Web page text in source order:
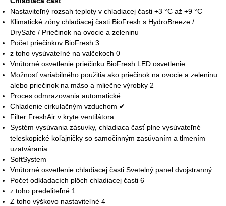
Nastaviteľný rozsah teploty v chladiacej časti +3 °C až +9 °C
Klimatické zóny chladiacej časti BioFresh s HydroBreeze /
DrySafe / Priečinok na ovocie a zeleninu
Počet priečinkov BioFresh 3
z toho vysúvateľné na valčekoch 0
Vnútorné osvetlenie priečinku BioFresh LED osvetlenie
Možnosť variabilného použitia ako priečinok na ovocie a zeleninu
alebo priečinok na mäso a mliečne výrobky 2
Proces odmrazovania automatické
Chladenie cirkulačným vzduchom ✔
Filter FreshAir v kryte ventilátora
Systém vysúvania zásuvky, chladiaca časť plne vysúvateľné
teleskopické koľajničky so samočinným zasúvaním a tlmením
uzatvárania
SoftSystem
Vnútorné osvetlenie chladiacej časti Svetelný panel dvojstranný
Počet odkladacích plôch chladiacej časti 6
z toho predeliteľné 1
Z toho výškovo nastaviteľné 4